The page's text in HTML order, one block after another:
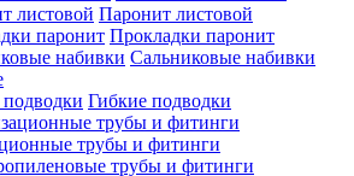
Паронит листовой
Прокладки паронит
Сальниковые набивки
Гибкие подводки
трубы и фитинги